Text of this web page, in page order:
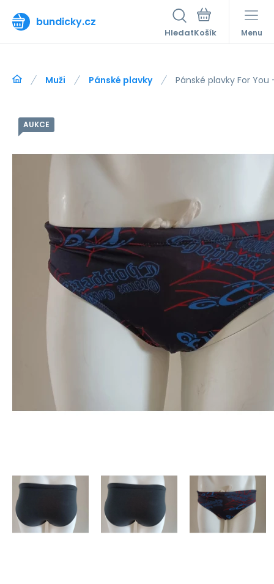
bundicky.cz
Hledat Menu
Muži Pánské plavky Pánské plavky For
AUKCE